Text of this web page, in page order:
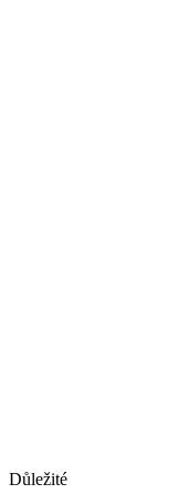
Důležité